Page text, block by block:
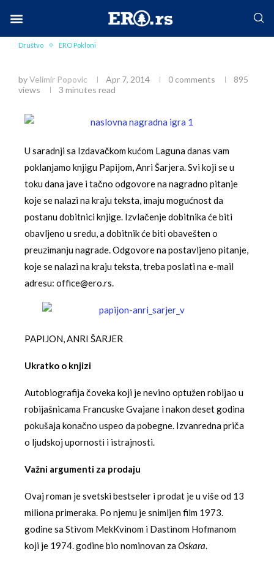
Home Poklanjamo knjigu Papijon
Društvo ERO Pokloni
byVelimir Popovic Apr 7, 2014 0 comments
895
views
3 minutes read
U saradnji sa Izdavačkom kućom Laguna danas vam
poklanjamo knjigu Papijom, Anri Šarjera. Svi koji se u
toku dana jave i tačno odgovore na nagradno pitanje
koje se nalazi na kraju teksta, imaju mogućnost da
postanu dobitnici knjige. Izvlačenje dobitnika će biti
obavljeno u sredu, a dobitnik će biti obavešten o
preuzimanju nagrade. Odgovore na postavljeno pitanje,
koje se nalazi na kraju teksta, treba poslati na e-mail
adresu: office@ero.rs.
PAPIJON, ANRI ŠARJER
Ukratko o knjizi
Autobiografija čoveka koji je nevino optužen robijao u
robijašnicama Francuske Gvajane i nakon deset godina
pokušaja konačno uspeo da pobegne. Izvanredna priča
o ljudskoj upornosti i istrajnosti.
Važni argumenti za prodaju
Ovaj roman je svetski bestseler i prodat je u više od 13
miliona primeraka. Po njemu je snimljen film 1973.
godine sa Stivom MekKvinom i Dastinom Hofmanom
koji je 1974. godine bio nominovan zaOskara.